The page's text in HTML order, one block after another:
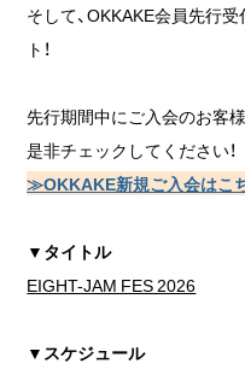
そして、OKKAKE会員先行
ト！
先行期間中にご入会のお客
是非チェックしてください！
≫OKKAKE新規ご入会はこ
▼タイトル
EIGHT-JAM FES 2026
▼スケジュール